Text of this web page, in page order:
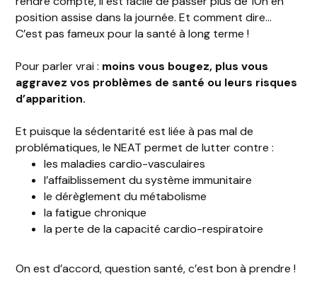
position assise dans la journée. Et comment dire…
C’est pas fameux pour la santé à long terme !
Pour parler vrai : moins vous bougez, plus vous
aggravez vos problèmes de santé ou leurs risques
d’apparition.
Et puisque la sédentarité est liée à pas mal de
problématiques, le NEAT permet de lutter contre :
les maladies cardio-vasculaires
l’affaiblissement du système immunitaire
le dérèglement du métabolisme
la fatigue chronique
la perte de la capacité cardio-respiratoire
On est d’accord, question santé, c’est bon à prendre !